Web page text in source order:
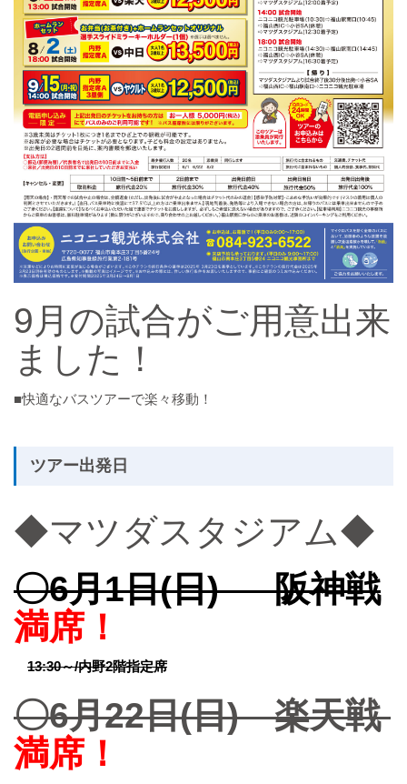
9月の試合がご用意出来
ました！
■快適なバスツアーで楽々移動！
ツアー出発日
◆マツダスタジアム◆
〇6月1日(日)阪神戦
満席！
13:30～/内野2階指定席
〇6月22日(日) 楽天戦
満席！